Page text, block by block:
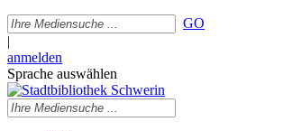
GO
|
anmelden
Sprache auswählen